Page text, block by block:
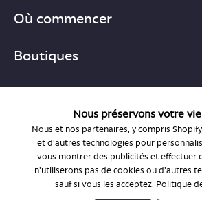
Où commencer
Boutiques
1-877-755-6659
support@bonlook.com
Nous préservons votre
Nous et nos partenaires, y compris
et d'autres technologies pour
vous montrer des publicités et effectuer
n'utiliserons pas de cookies ou d'autres
sauf si vous les acceptez. Politique